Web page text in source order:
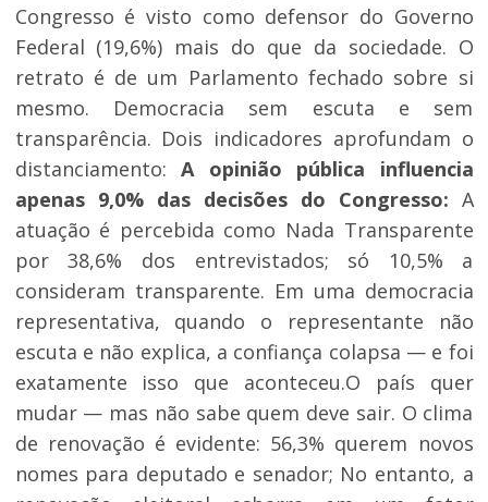
Congresso é visto como defensor do Governo
Federal (19,6%) mais do que da sociedade. O
retrato é de um Parlamento fechado sobre si
mesmo. Democracia sem escuta e sem
transparência. Dois indicadores aprofundam o
distanciamento: A opinião pública influencia
apenas 9,0% das decisões do Congresso: A
atuação é percebida como Nada Transparente
por 38,6% dos entrevistados; só 10,5% a
consideram transparente. Em uma democracia
representativa, quando o representante não
escuta e não explica, a confiança colapsa — e foi
exatamente isso que aconteceu.O país quer
mudar — mas não sabe quem deve sair. O clima
de renovação é evidente: 56,3% querem novos
nomes para deputado e senador; No entanto, a